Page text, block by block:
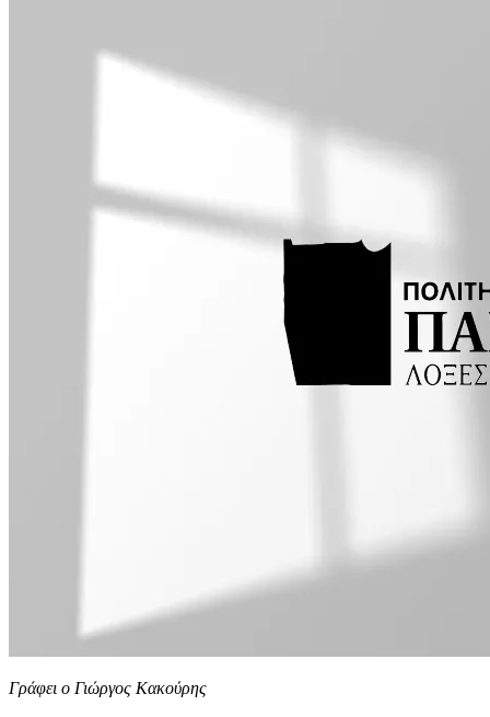
Γράφει ο Γιώργος Κακούρης